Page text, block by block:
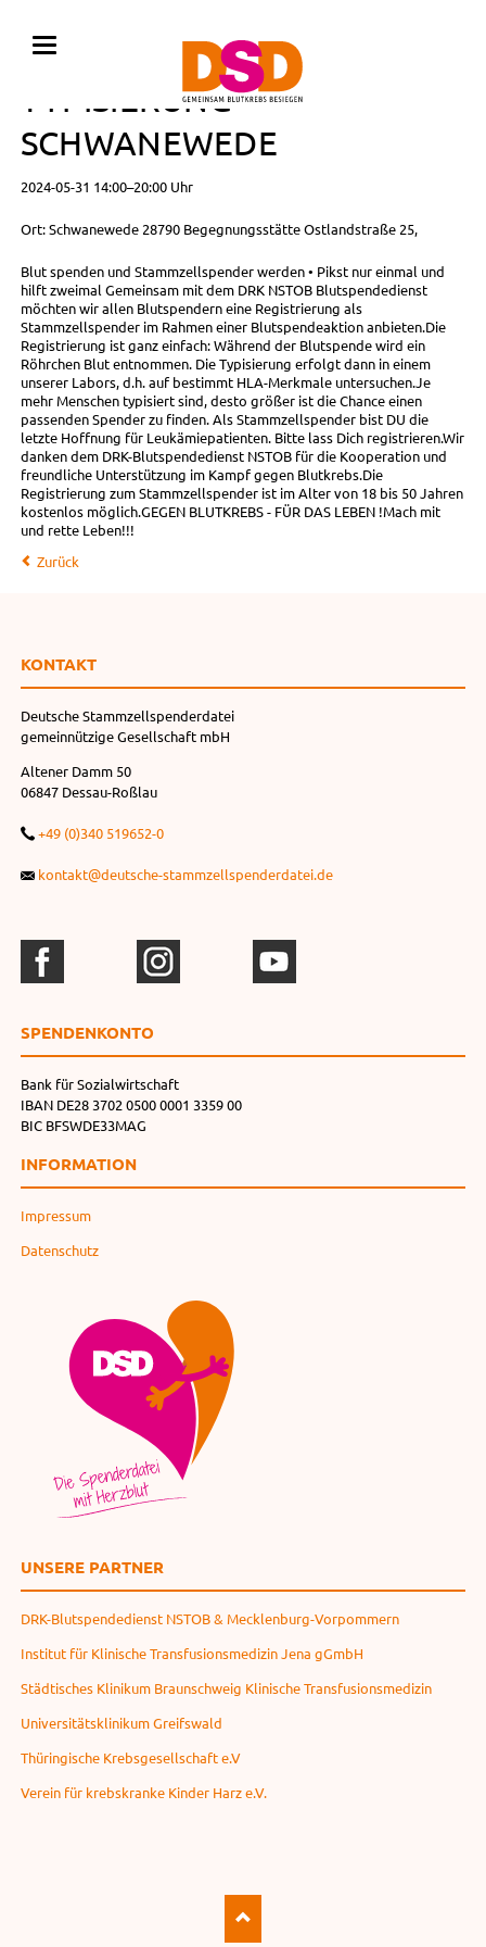
BLUTSPENDE MIT
TYPISIERUNG •
SCHWANEWEDE
2024-05-31 14:00–20:00 Uhr
Ort: Schwanewede 28790 Begegnungsstätte Ostlandstraße 25,
Blut spenden und Stammzellspender werden • Pikst nur einmal und
hilft zweimal Gemeinsam mit dem DRK NSTOB Blutspendedienst
möchten wir allen Blutspendern eine Registrierung als
Stammzellspender im Rahmen einer Blutspendeaktion anbieten.Die
Registrierung ist ganz einfach: Während der Blutspende wird ein
Röhrchen Blut entnommen. Die Typisierung erfolgt dann in einem
unserer Labors, d.h. auf bestimmt HLA-Merkmale untersuchen.Je
mehr Menschen typisiert sind, desto größer ist die Chance einen
passenden Spender zu finden. Als Stammzellspender bist DU die
letzte Hoffnung für Leukämiepatienten. Bitte lass Dich registrieren.Wir
danken dem DRK-Blutspendedienst NSTOB für die Kooperation und
freundliche Unterstützung im Kampf gegen Blutkrebs.Die
Registrierung zum Stammzellspender ist im Alter von 18 bis 50 Jahren
kostenlos möglich.GEGEN BLUTKREBS - FÜR DAS LEBEN !Mach mit
und rette Leben!!!
Zurück
KONTAKT
Deutsche Stammzellspenderdatei
gemeinnützige Gesellschaft mbH
Altener Damm 50
06847 Dessau-Roßlau
+49 (0)340 519652-0
kontakt@deutsche-stammzellspenderdatei.de
SPENDEN­KONTO
Bank für Sozialwirtschaft
IBAN DE28 3702 0500 0001 3359 00
BIC BFSWDE33MAG
INFORMATION
Impressum
Datenschutz
UNSERE PARTNER
DRK-Blutspendedienst NSTOB & Mecklenburg-Vorpommern
Institut für Klinische Transfusionsmedizin Jena gGmbH
Städtisches Klinikum Braunschweig Klinische Transfusionsmedizin
Universitätsklinikum Greifswald
Thüringische Krebsgesellschaft e.V
Verein für krebskranke Kinder Harz e.V.